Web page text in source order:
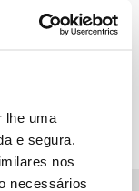
lhe uma
e segura.
nos
necessários